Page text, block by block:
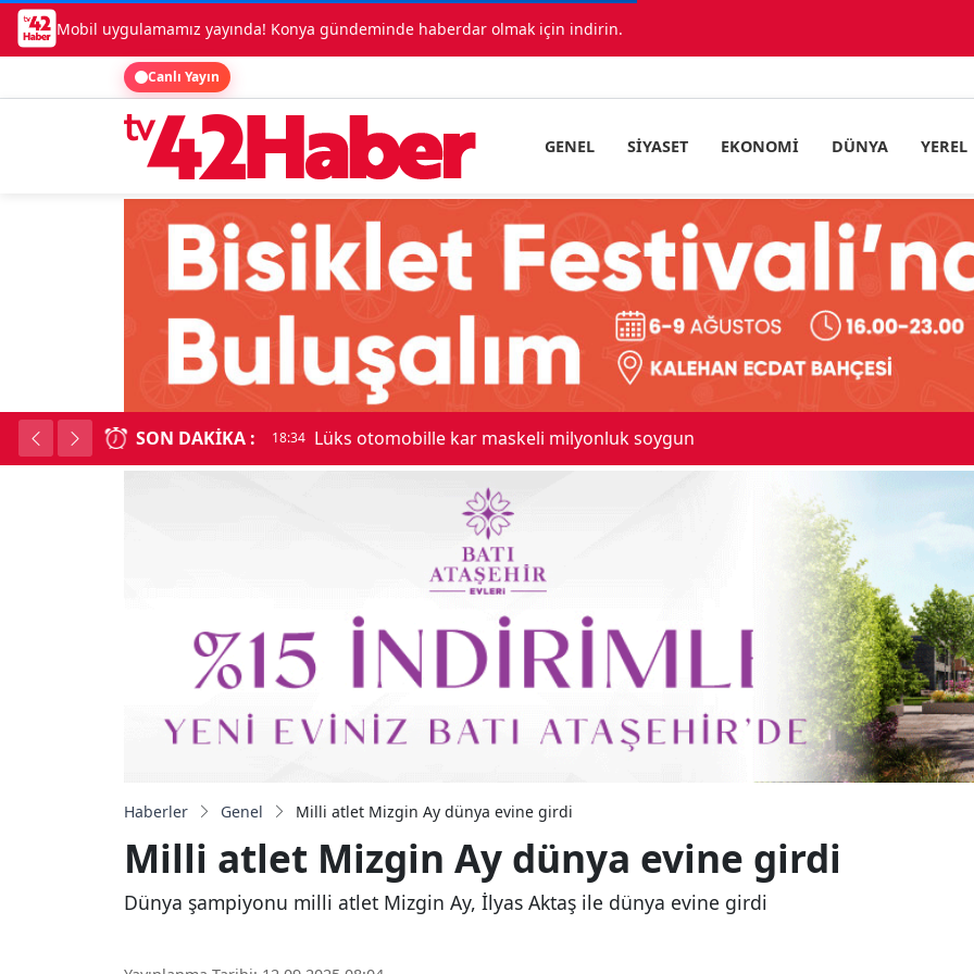
Mobil uygulamamız yayında! Konya gündeminde haberdar olmak için indirin.
Canlı Yayın
GENEL SIYASET EKONOMI DÜNYA YEREL
SON DAKIKA : 18:34 Kadınhanı'nda çok sayıda araç birbirine girdi
Haberler Genel Milli atlet Mizgin Ay dünya evine girdi
Milli atlet Mizgin Ay dünya evine girdi
Dünya şampiyonu milli atlet Mizgin Ay, İlyas Aktaş ile dünya evine girdi